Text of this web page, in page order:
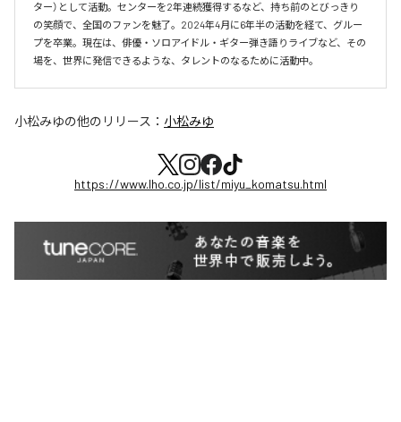
ター）として活動。センターを2年連続獲得するなど、持ち前のとびっきり
の笑顔で、全国のファンを魅了。2024年4月に6年半の活動を経て、グルー
プを卒業。現在は、俳優・ソロアイドル・ギター弾き語りライブなど、その
場を、世界に発信できるような、タレントのなるために活動中。
小松みゆの他のリリース： 小松みゆ
https://www.lho.co.jp/list/miyu_komatsu.html